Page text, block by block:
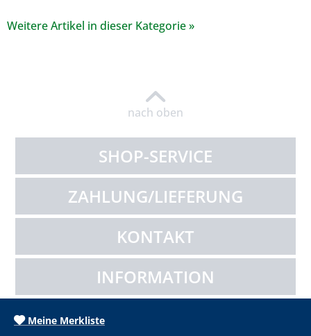
Weitere Artikel in dieser Kategorie »
nach oben
SHOP-SERVICE
ZAHLUNG/LIEFERUNG
KONTAKT
INFORMATION
Meine Merkliste